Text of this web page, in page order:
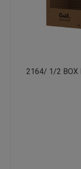
2164/ 1/2 BOX